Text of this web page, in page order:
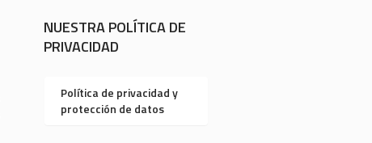
NUESTRA POLÍTICA DE
PRIVACIDAD
Política de privacidad y
protección de datos